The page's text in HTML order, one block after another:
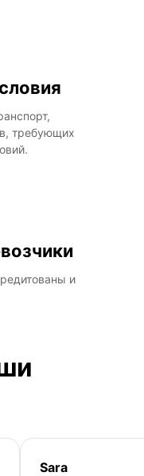
требующих
и
Sara